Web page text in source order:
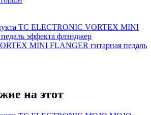
MINI FLANGER гитарная педаль
на этот